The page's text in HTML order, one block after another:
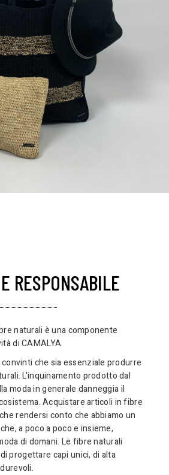
RESPONSABILE
naturali è una componente
di CAMALYA.
che sia essenziale produrre
L'inquinamento prodotto dal
moda in generale danneggia il
Acquistare articoli in fibre
rendersi conto che abbiamo un
a poco a poco e insieme,
di domani. Le fibre naturali
progettare capi unici, di alta